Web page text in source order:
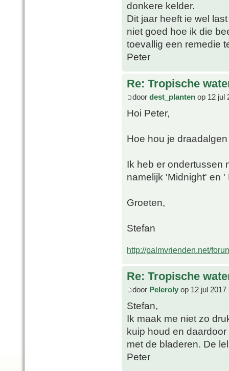
donkere kelder.
Dit jaar heeft ie wel
niet goed hoe ik die
toevallig een remedie
Peter
Re: Tropische
door dest_planten op 12 jul
Hoi Peter,
Hoe hou je
Ik heb er ondertussen
namelijk 'Midnight' en
Groeten,
Stefan
http://palmvrienden.net/
Re: Tropische
door Peleroly op 12 jul 2017
Stefan,
Ik maak me niet zo
kuip houd en
met de bladeren. De
Peter